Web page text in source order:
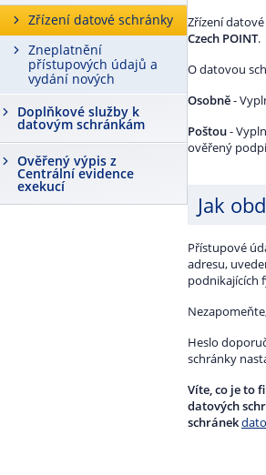
Zřízení datové schránky
Zneplatnění
přístupových údajů a
vydání nových
Doplňkové služby k
datovým schránkám
Ověřený výpis z
Centrální evidence
exekucí
Zřízení
Czech POINT.
O datovou
Osobně-
Poštou-
ověřený
Jak
Přístupové
adresu,
podnikajících
Heslo
schránky
Víte, co je to
datových
schránek